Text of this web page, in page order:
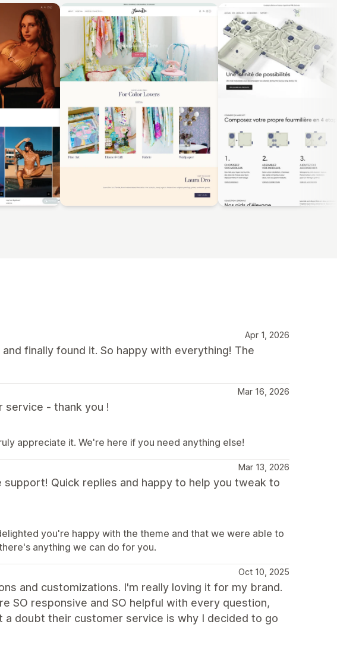
Apr 1, 2026
finally found it. So happy with everything! The
Mar 16, 2026
service - thank you !
appreciate it. We're here if you need anything else!
Mar 13, 2026
Quick replies and happy to help you tweak to
you're happy with the theme and that we were able to
anything we can do for you.
Oct 10, 2025
and customizations. I'm really loving it for my brand.
SO responsive and SO helpful with every question,
doubt their customer service is why I decided to go